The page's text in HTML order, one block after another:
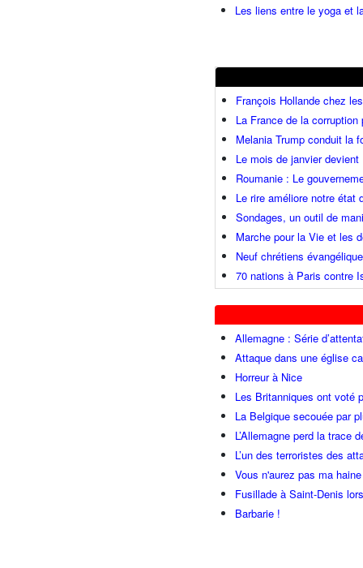
Les liens entre le yoga et
François Hollande chez
La France de la
Melania Trump conduit la
Le mois de janvier
Roumanie : Le
Le rire améliore notre état
Sondages, un outil de
Marche pour la Vie et les
Neuf chrétiens
70 nations à Paris contre
Allemagne : Série
Attaque dans une église
Horreur à Nice
Les Britanniques ont voté
La Belgique secouée par
L’Allemagne perd la trace
L’un des terroristes des
Vous n'aurez pas ma haine
Fusillade à Saint-Denis
Barbarie !